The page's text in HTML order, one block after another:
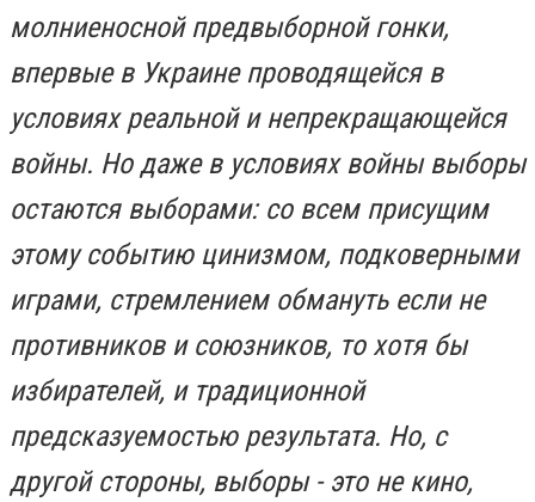
молниеносной предвыборной гонки,
впервые в Украине проводящейся в
условиях реальной и непрекращающейся
войны. Но даже в условиях войны выборы
остаются выборами: со всем присущим
этому событию цинизмом, подковерными
играми, стремлением обмануть если не
противников и союзников, то хотя бы
избирателей, и традиционной
предсказуемостью результата. Но, с
другой стороны, выборы - это не кино,